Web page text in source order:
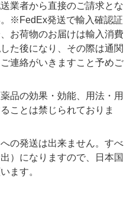
業者から直接のご請求とな
※FedEx発送で輸入確認証
お荷物のお届けは輸入消費
た後になり、その際は通関
連絡がいきますこと予めご
品の効果・効能、用法・用
ことは禁じられておりま
の発送は出来ません。すべ
）になりますので、日本国
ます。